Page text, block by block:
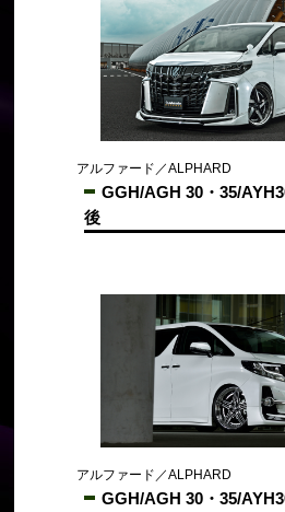
アルファード／ALPHARD
GGH/AGH 30・35/
後
アルファード／ALPHARD
GGH/AGH 30・35/